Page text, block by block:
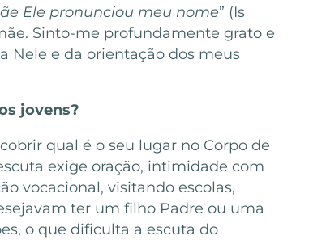
Ele pronunciou meu nome” (Is
Sinto-me profundamente grato e
Nele e da orientação dos meus
jovens?
qual é o seu lugar no Corpo de
exige oração, intimidade com
vocacional, visitando escolas,
ter um filho Padre ou uma
o que dificulta a escuta do